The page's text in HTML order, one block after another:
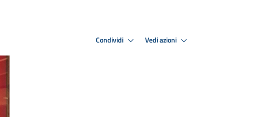
Condividi Vedi azioni